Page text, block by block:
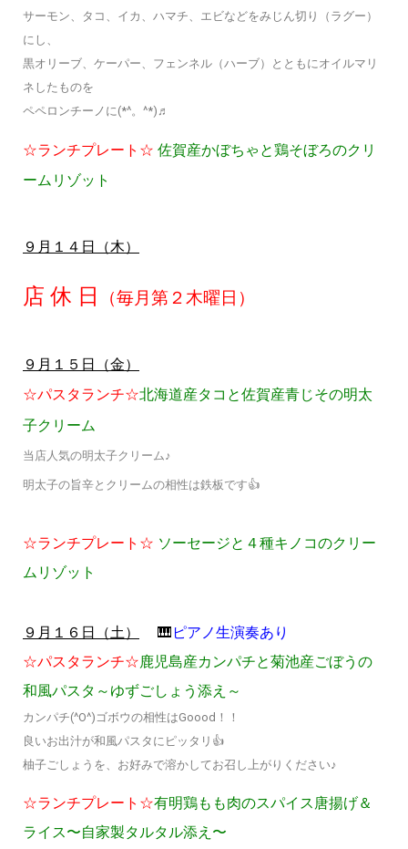
サーモン、タコ、イカ、ハマチ、エビなどをみじん切り（ラグー）
にし、
黒オリーブ、ケーパー、フェンネル（ハーブ）とともにオイルマリ
ネしたものを
ペペロンチーノに(*^。^*)♬
☆ランチプレート☆ 佐賀産かぼちゃと鶏そぼろのクリ
ームリゾット
９月１４日（木）
店 休 日 （毎月第２木曜日）
９月１５日（金）
☆パスタランチ☆北海道産タコと佐賀産青じその明太
子クリーム
当店人気の明太子クリーム♪
明太子の旨辛とクリームの相性は鉄板です👍
☆ランチプレート☆ ソーセージと４種キノコのクリー
ムリゾット
９月１６日（土） 🎹 ピアノ生演奏あり
☆パスタランチ☆鹿児島産カンパチと菊池産ごぼうの
和風パスタ～ゆずごしょう添え～
カンパチ(^O^)ゴボウの相性はGoood！！
良いお出汁が和風パスタにピッタリ👍
柚子ごしょうを、お好みで溶かしてお召し上がりください♪
☆ランチプレート☆有明鶏もも肉のスパイス唐揚げ＆
ライス〜自家製タルタル添え〜